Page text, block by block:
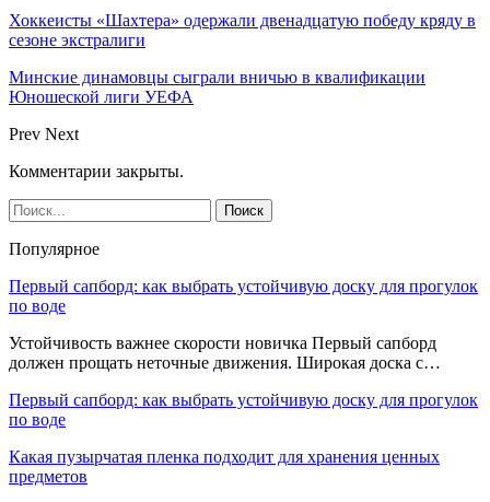
Хоккеисты «Шахтера» одержали двенадцатую победу кряду в
сезоне экстралиги
Минские динамовцы сыграли вничью в квалификации
Юношеской лиги УЕФА
Prev Next
Комментарии закрыты.
Популярное
Первый сапборд: как выбрать устойчивую доску для прогулок
по воде
Устойчивость важнее скорости новичка Первый сапборд
должен прощать неточные движения. Широкая доска с…
Первый сапборд: как выбрать устойчивую доску для прогулок
по воде
Какая пузырчатая пленка подходит для хранения ценных
предметов